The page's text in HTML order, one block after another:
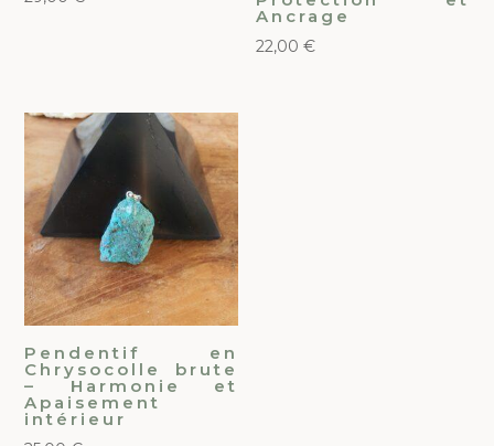
Ancrage
22,00€
Pendentif en
Chrysocolle brute
– Harmonie et
Apaisement
intérieur